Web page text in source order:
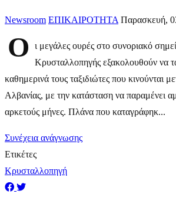
Newsroom ΕΠΙΚΑΙΡΟΤΗΤΑ Παρασκευή,
Ο
ι μεγάλες ουρές στο συνοριακό
Κρυσταλλοπηγής εξακολουθούν να
καθημερινά τους ταξιδιώτες που κινούνται
Αλβανίας, με την κατάσταση να παραμένει
αρκετούς μήνες. Πλάνα που καταγράφηκ...
Συνέχεια ανάγνωσης
Ετικέτες
Κρυσταλλοπηγή